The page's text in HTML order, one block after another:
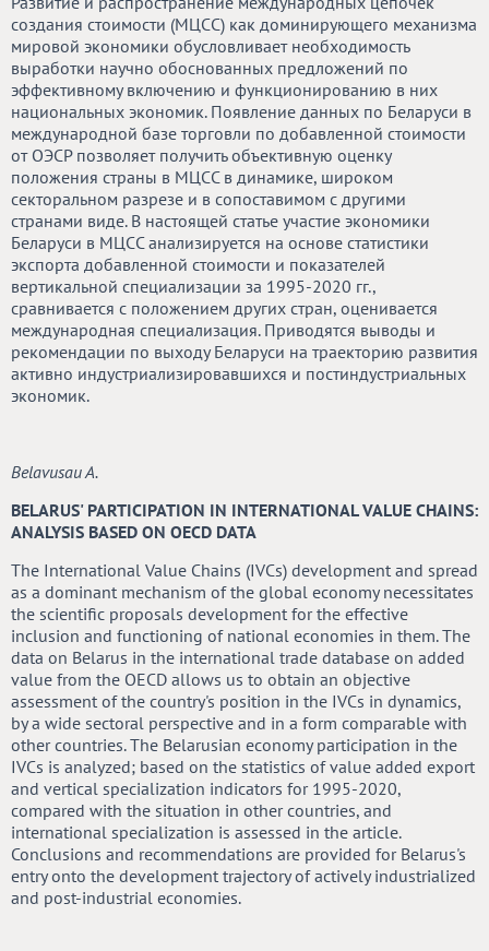
создания стоимости (МЦСС) как доминирующего механизма
мировой экономики обусловливает необходимость
выработки научно обоснованных предложений по
эффективному включению и функционированию в них
национальных экономик. Появление данных по Беларуси в
международной базе торговли по добавленной стоимости
от ОЭСР позволяет получить объективную оценку
положения страны в МЦСС в динамике, широком
секторальном разрезе и в сопоставимом с другими
странами виде. В настоящей статье участие экономики
Беларуси в МЦСС анализируется на основе статистики
экспорта добавленной стоимости и показателей
вертикальной специализации за 1995-2020 гг.,
сравнивается с положением других стран, оценивается
международная специализация. Приводятся выводы и
рекомендации по выходу Беларуси на траекторию развития
активно индустриализировавшихся и постиндустриальных
экономик.
Belavusau A.
BELARUS' PARTICIPATION IN INTERNATIONAL VALUE CHAINS:
ANALYSIS BASED ON OECD DATA
The International Value Chains (IVCs) development and spread
as a dominant mechanism of the global economy necessitates
the scientific proposals development for the effective
inclusion and functioning of national economies in them. The
data on Belarus in the international trade database on added
value from the OECD allows us to obtain an objective
assessment of the country's position in the IVCs in dynamics,
by a wide sectoral perspective and in a form comparable with
other countries. The Belarusian economy participation in the
IVCs is analyzed; based on the statistics of value added export
and vertical specialization indicators for 1995-2020,
compared with the situation in other countries, and
international specialization is assessed in the article.
Conclusions and recommendations are provided for Belarus's
entry onto the development trajectory of actively industrialized
and post-industrial economies.